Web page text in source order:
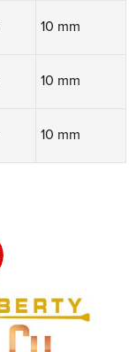
10 mm
10 mm
10 mm